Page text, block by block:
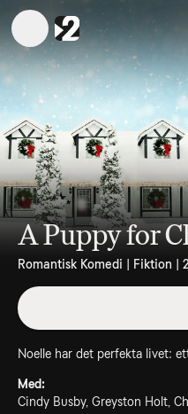
A Puppy for
Romantisk Komedi | Fiktion |
Noelle har det perfekta livet:
Med:
Cindy Busby, Greyston Holt,